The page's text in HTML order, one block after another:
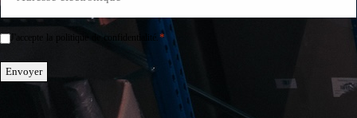
Mail
Einwilligung
J'accepte la politique de confidentialité.*
Envoyer